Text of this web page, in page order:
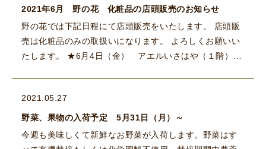
2021年6月 野の花 化粧品の店頭販売のお知らせ
野の花では下記日程にて店頭販売をいたします。 店頭販
売は化粧品のみの取扱いになります。 よろしくお願いい
たします。 ★6月4日（金） アエルいさはや（１階）
2021.05.27
野菜、果物の入荷予定 5月31日（月）～
今週も美味しくて新鮮なお野菜が入荷します。野菜はす